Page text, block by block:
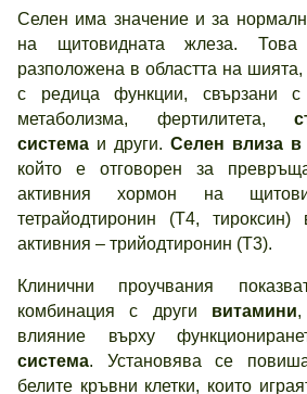
Селен има значение и за
на щитовидната жлеза.
разположена в областта на
с редица функции, свързани с
метаболизма, фертилитета,
система и други. Селен влиза в
който е отговорен за
активния хормон на
тетрайодтиронин (Т4,
активния – трийодтиронин (Т3).
Клинични проучвания
комбинация с други витамини,
влияние върху
система. Установява се
белите кръвни клетки, които